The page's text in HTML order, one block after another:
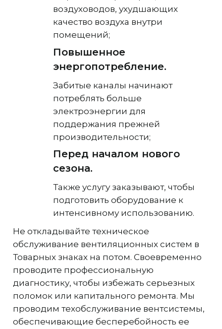
воздуховодов, ухудшающих
качество воздуха внутри
помещений;
Повышенное
энергопотребление.
Забитые каналы начинают
потреблять больше
электроэнергии для
поддержания прежней
производительности;
Перед началом нового
сезона.
Также услугу заказывают, чтобы
подготовить оборудование к
интенсивному использованию.
Не откладывайте техническое
обслуживание вентиляционных систем в
Товарных знаках на потом. Своевременно
проводите профессиональную
диагностику, чтобы избежать серьезных
поломок или капитального ремонта. Мы
проводим техобслуживание вентсистемы,
обеспечивающие бесперебойность ее